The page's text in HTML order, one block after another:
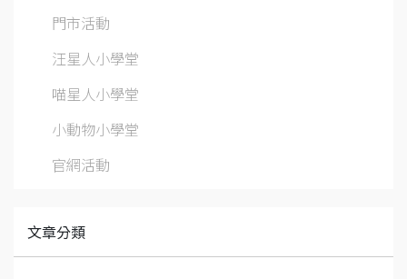
門市活動
汪星人小學堂
喵星人小學堂
小動物小學堂
官網活動
文章分類